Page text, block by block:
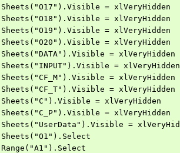
Sheets("O17").Visible = xlVeryHidden
Sheets("O18").Visible = xlVeryHidden
Sheets("O19").Visible = xlVeryHidden
Sheets("O20").Visible = xlVeryHidden
Sheets("DATA").Visible = xlVeryHidden
Sheets("INPUT").Visible = xlVeryHidden
Sheets("CF_M").Visible = xlVeryHidden
Sheets("CF_T").Visible = xlVeryHidden
Sheets("C").Visible = xlVeryHidden
Sheets("C_P").Visible = xlVeryHidden
Sheets("UserData").Visible =
Sheets("O1").Select
Range("A1").Select